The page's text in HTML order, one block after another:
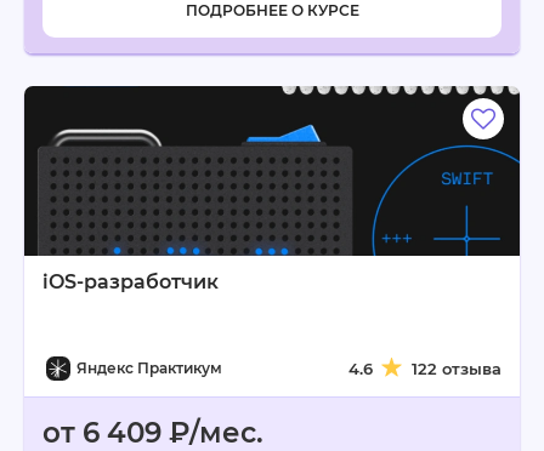
ПОДРОБНЕЕ О КУРСЕ
iOS-разработчик
Яндекс Практикум 4.6 122 отзыва
от 6 409 ₽/мес.